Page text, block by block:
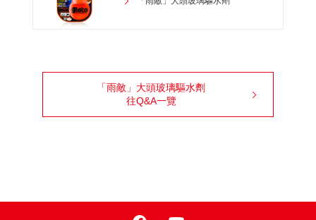
「雨敵」大頭玻璃驅水劑
往Q&A一覽